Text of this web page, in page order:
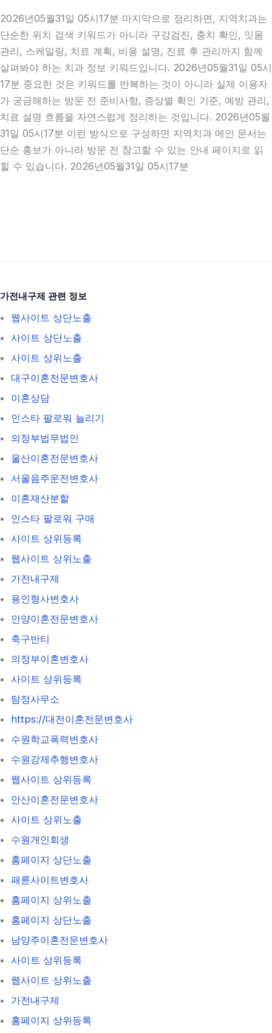
2026년05월31일 05시17분 마지막으로 정리하면, 지역치과는
단순한 위치 검색 키워드가 아니라 구강검진, 충치 확인, 잇몸
관리, 스케일링, 치료 계획, 비용 설명, 진료 후 관리까지 함께
살펴봐야 하는 치과 정보 키워드입니다. 2026년05월31일 05시
17분 중요한 것은 키워드를 반복하는 것이 아니라 실제 이용자
가 궁금해하는 방문 전 준비사항, 증상별 확인 기준, 예방 관리,
치료 설명 흐름을 자연스럽게 정리하는 것입니다. 2026년05월
31일 05시17분 이런 방식으로 구성하면 지역치과 메인 문서는
단순 홍보가 아니라 방문 전 참고할 수 있는 안내 페이지로 읽
힐 수 있습니다. 2026년05월31일 05시17분
가전내구제 관련 정보
웹사이트 상단노출
사이트 상단노출
사이트 상위노출
대구이혼전문변호사
이혼상담
인스타 팔로워 늘리기
의정부법무법인
울산이혼전문변호사
서울음주운전변호사
이혼재산분할
인스타 팔로워 구매
사이트 상위등록
웹사이트 상위노출
가전내구제
용인형사변호사
안양이혼전문변호사
축구반티
의정부이혼변호사
사이트 상위등록
탐정사무소
https://대전이혼전문변호사
수원학교폭력변호사
수원강제추행변호사
웹사이트 상위등록
안산이혼전문변호사
사이트 상위노출
수원개인회생
홈페이지 상단노출
패륜사이트변호사
홈페이지 상위노출
홈페이지 상단노출
남양주이혼전문변호사
사이트 상위등록
웹사이트 상위노출
가전내구제
홈페이지 상위등록